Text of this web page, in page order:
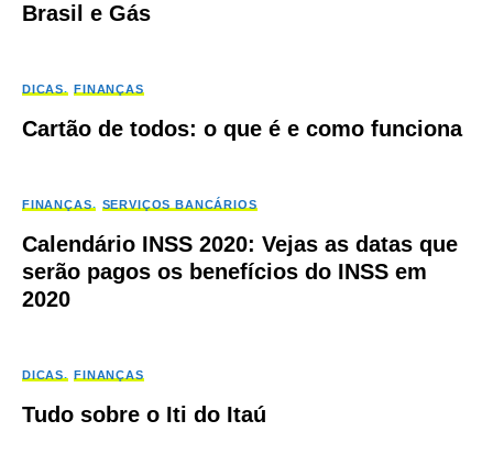
Brasil e Gás
DICAS FINANÇAS
Cartão de todos: o que é e como funciona
FINANÇAS SERVIÇOS BANCÁRIOS
Calendário INSS 2020: Vejas as datas que
serão pagos os benefícios do INSS em
2020
DICAS FINANÇAS
Tudo sobre o Iti do Itaú